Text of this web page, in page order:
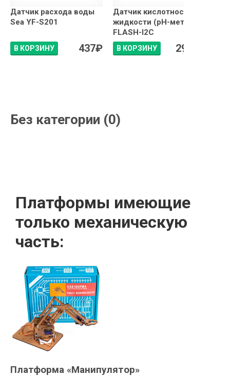
Датчик расхода воды
Sea YF-S201
В КОРЗИНУ 437₽
Датчик кислотности
жидкости (pH-метр),
FLASH-I2C
В КОРЗИНУ 2941
Без категории (0)
Платформы имеющие
только механическую
часть:
Платформа «Манипулятор»